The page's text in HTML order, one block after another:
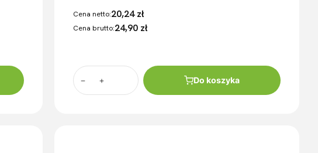
Cena netto:20,24 zł
Cena brutto:24,90 zł
Do koszyka